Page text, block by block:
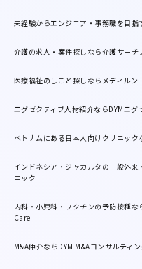
未経験からエンジニア・事務職を目指
介護の求人・案件探しなら介護サーチ
医療福祉のしごと探しならメディルン
エグゼクティブ人材紹介ならDYMエグ
ベトナムにある日本人向けクリニック
インドネシア・ジャカルタの一般外来
ニック
内科・小児科・ワクチンの予防接種
Care
M&A仲介ならDYM M&Aコンサルティ